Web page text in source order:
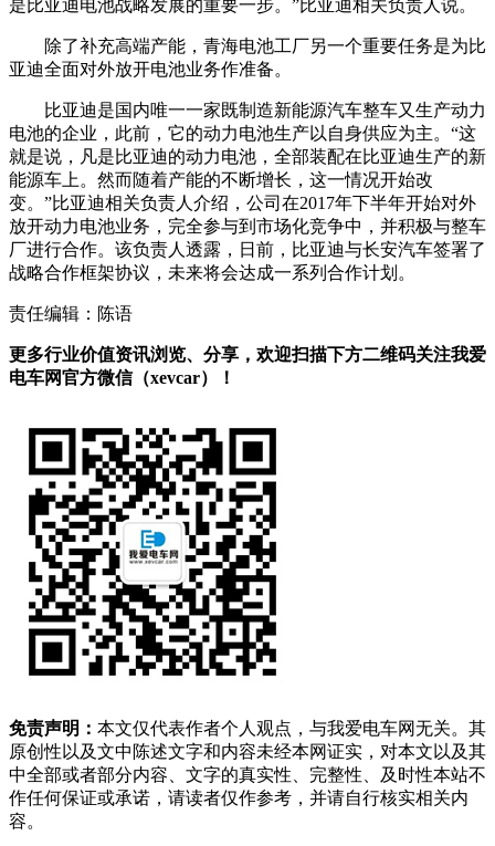
是比亚迪电池战略发展的重要一步。”比亚迪相关负责人说。
除了补充高端产能，青海电池工厂另一个重要任务是为比
亚迪全面对外放开电池业务作准备。
比亚迪是国内唯一一家既制造新能源汽车整车又生产动力
电池的企业，此前，它的动力电池生产以自身供应为主。“这
就是说，凡是比亚迪的动力电池，全部装配在比亚迪生产的新
能源车上。然而随着产能的不断增长，这一情况开始改
变。”比亚迪相关负责人介绍，公司在2017年下半年开始对外
放开动力电池业务，完全参与到市场化竞争中，并积极与整车
厂进行合作。该负责人透露，日前，比亚迪与长安汽车签署了
战略合作框架协议，未来将会达成一系列合作计划。
责任编辑：陈语
更多行业价值资讯浏览、分享，欢迎扫描下方二维码关注我爱
电车网官方微信（xevcar）！
免责声明： 本文仅代表作者个人观点，与我爱电车网无关。其
原创性以及文中陈述文字和内容未经本网证实，对本文以及其
中全部或者部分内容、文字的真实性、完整性、及时性本站不
作任何保证或承诺，请读者仅作参考，并请自行核实相关内
容。